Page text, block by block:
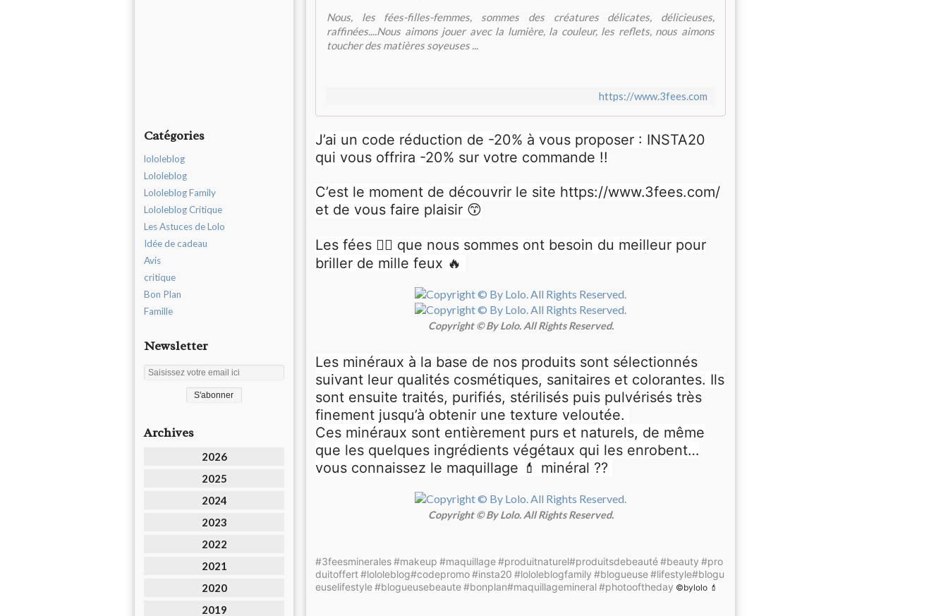
Catégories
lololeblog
Lololeblog
Lololeblog Family
Lololeblog Critique
Les Astuces de Lolo
Idée de cadeau
Avis
critique
Bon Plan
Famille
Newsletter
Archives
2026
2025
2024
2023
2022
2021
2020
2019
Nous, les fées-filles-femmes, sommes des créatures délicates, délicieuses,
raffinées....Nous aimons jouer avec la lumière, la couleur, les reflets, nous aimons
toucher des matières soyeuses ...
https://www.3fees.com
J’ai un code réduction de -20% à vous proposer : INSTA20
qui vous offrira -20% sur votre commande !!
C’est le moment de découvrir le site https://www.3fees.com/
et de vous faire plaisir 😙
Les fées 🧚‍♀️ que nous sommes ont besoin du meilleur pour
briller de mille feux 🔥
Copyright © By Lolo. All Rights Reserved.
Les minéraux à la base de nos produits sont sélectionnés
suivant leur qualités cosmétiques, sanitaires et colorantes. Ils
sont ensuite traités, purifiés, stérilisés puis pulvérisés très
finement jusqu’à obtenir une texture veloutée.
Ces minéraux sont entièrement purs et naturels, de même
que les quelques ingrédients végétaux qui les enrobent…
vous connaissez le maquillage 💄 minéral ??
Copyright © By Lolo. All Rights Reserved.
#3feesminerales#makeup #maquillage#produitnaturel#produitsdebeauté#beauty #pro
duitoffert#lololeblog#codepromo#insta20 #lololeblogfamily #blogueuse#lifestyle#blogu
euselifestyle#blogueusebeaute#bonplan#maquillagemineral#photooftheday ©️bylolo 💄